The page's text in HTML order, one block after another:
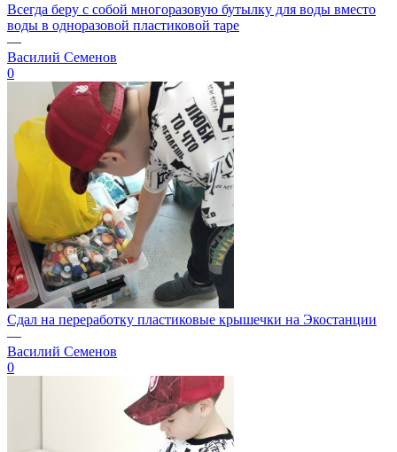
Всегда беру с собой многоразовую бутылку для воды вместо
воды в одноразовой пластиковой таре
—
Василий Семенов
0
Сдал на переработку пластиковые крышечки на Экостанции
—
Василий Семенов
0